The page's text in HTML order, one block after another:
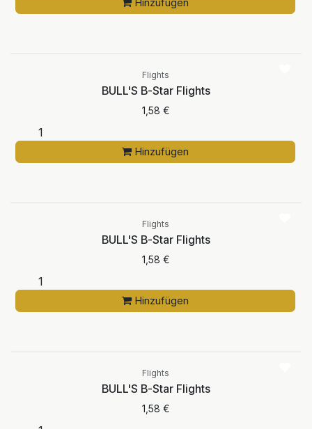
Flights
BULL'S B-Star Flights
1,58 €
Hinzufügen
Flights
BULL'S B-Star Flights
1,58 €
Hinzufügen
Flights
BULL'S B-Star Flights
1,58 €